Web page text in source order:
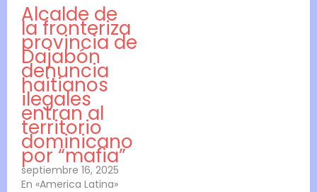
Alcalde de
la fronteriza
provincia de
Dajabón
denuncia
haitianos
ilegales
entran al
territorio
dominicano
por “mafia”
septiembre 16, 2025
En «America Latina»